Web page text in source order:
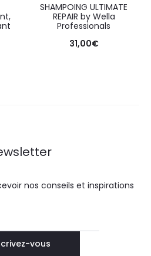
SHAMPOING ULTIMATE
REPAIR by Wella
Professionals
31,00€
nos conseils et inspirations